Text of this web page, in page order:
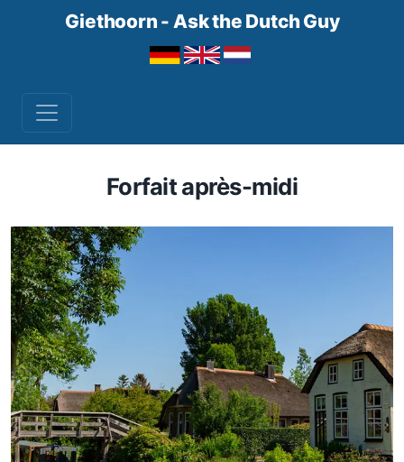
Giethoorn - Ask the Dutch Guy
Forfait après-midi